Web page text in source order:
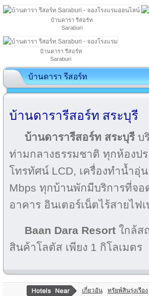
บ้านดารา รีสอร์ท
Saraburi
บ้านดารา รีสอร์ท
Saraburi
บ้านดารา รีสอร์ท
บ้านดารารีสอร์ท สระบุรี
บ้านดารารีสอร์ท สระบุรีบ
ท่ามกลางธรรมชาติ ทุกห้องป
โทรทัศน์ LCD, เครื่องทำน้ำอุ่
Mbps ทุกบ้านพักมีบริการที่จ
อาคาร อินเตอร์เน็ตไร้สายไฟ
Baan Dara Resort ใกล้ส
สินค้าโลตัส เพียง 1 กิโลเมตร
เกี่ยวอัน ทรัยพ์สินรุ่งเรือง